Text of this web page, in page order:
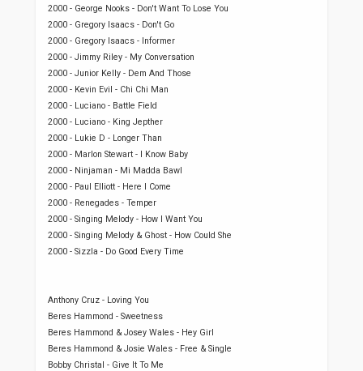
2000 - George Nooks - Don't Want To Lose You
2000 - Gregory Isaacs - Don't Go
2000 - Gregory Isaacs - Informer
2000 - Jimmy Riley - My Conversation
2000 - Junior Kelly - Dem And Those
2000 - Kevin Evil - Chi Chi Man
2000 - Luciano - Battle Field
2000 - Luciano - King Jepther
2000 - Lukie D - Longer Than
2000 - Marlon Stewart - I Know Baby
2000 - Ninjaman - Mi Madda Bawl
2000 - Paul Elliott - Here I Come
2000 - Renegades - Temper
2000 - Singing Melody - How I Want You
2000 - Singing Melody & Ghost - How Could She
2000 - Sizzla - Do Good Every Time
Anthony Cruz - Loving You
Beres Hammond - Sweetness
Beres Hammond & Josey Wales - Hey Girl
Beres Hammond & Josie Wales - Free & Single
Bobby Christal - Give It To Me